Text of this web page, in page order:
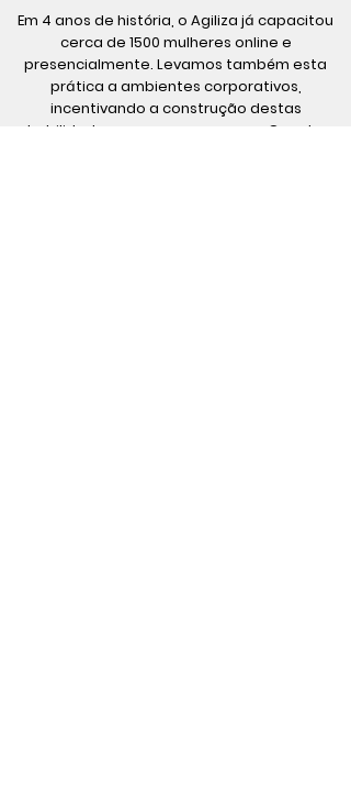
Em 4 anos de história, o Agiliza já capacitou
cerca de 1500 mulheres online e
presencialmente. Levamos também esta
prática a ambientes corporativos,
incentivando a construção destas
habilidades em empresas como Google,